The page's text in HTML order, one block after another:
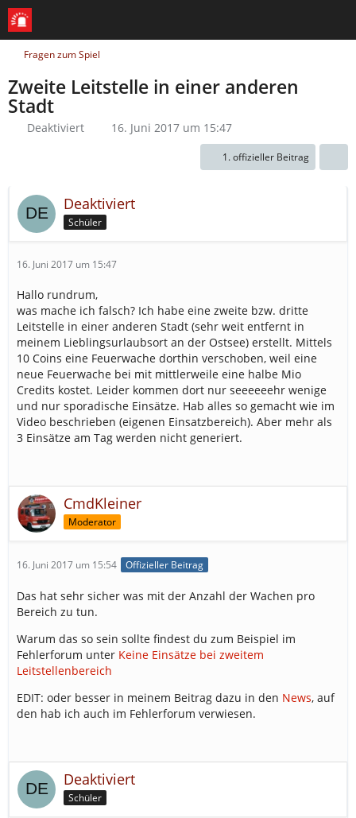
Fragen zum Spiel
Zweite Leitstelle in einer anderen
Stadt
Deaktiviert 16. Juni 2017 um 15:47
1. offizieller Beitrag
Deaktiviert
Schüler
16. Juni 2017 um 15:47
Hallo rundrum,
was mache ich falsch? Ich habe eine zweite bzw. dritte
Leitstelle in einer anderen Stadt (sehr weit entfernt in
meinem Lieblingsurlaubsort an der Ostsee) erstellt. Mittels
10 Coins eine Feuerwache dorthin verschoben, weil eine
neue Feuerwache bei mit mittlerweile eine halbe Mio
Credits kostet. Leider kommen dort nur seeeeeehr wenige
und nur sporadische Einsätze. Hab alles so gemacht wie im
Video beschrieben (eigenen Einsatzbereich). Aber mehr als
3 Einsätze am Tag werden nicht generiert.
CmdKleiner
Moderator
16. Juni 2017 um 15:54 Offizieller Beitrag
Das hat sehr sicher was mit der Anzahl der Wachen pro
Bereich zu tun.
Warum das so sein sollte findest du zum Beispiel im
Fehlerforum unter Keine Einsätze bei zweitem
Leitstellenbereich
EDIT: oder besser in meinem Beitrag dazu in den News, auf
den hab ich auch im Fehlerforum verwiesen.
Deaktiviert
Schüler